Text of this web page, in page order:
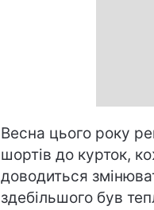
Весна цього року
шортів до курток,
доводиться
здебільшого був